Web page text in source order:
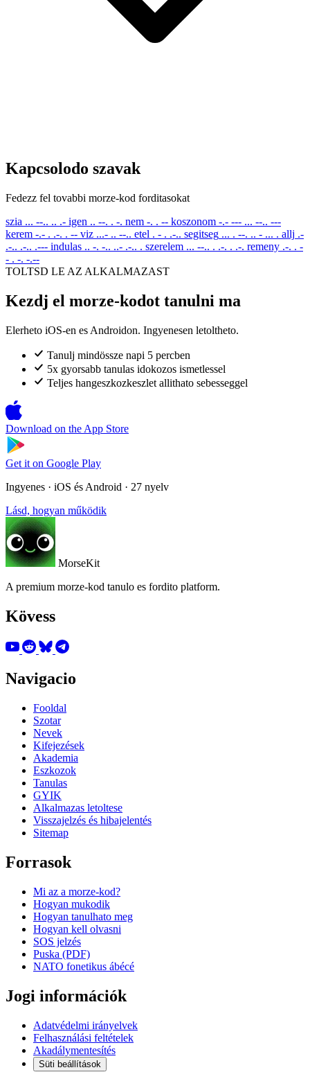
Kapcsolodo szavak
Fedezz fel tovabbi morze-kod forditasokat
szia ... --.. .. .- igen .. --. . -. nem -. . -- koszonom -.- --- ... --.. ---
kerem -.- . .-. . -- viz ...- .. --.. etel . - . .-.. segitseg ... . --. .. - ... . allj .-
.-.. .-.. .--- indulas .. -. -.. ..- .-.. . szerelem ... --.. . .-. . .-. remeny .-. . -
- . -. -.--
TOLTSD LE AZ ALKALMAZAST
Kezdj el morze-kodot tanulni ma
Elerheto iOS-en es Androidon. Ingyenesen letoltheto.
Tanulj mindössze napi 5 percben
5x gyorsabb tanulas idokozos ismetlessel
Teljes hangeszkozkeszlet allithato sebesseggel
Download on the App Store
Get it on Google Play
Ingyenes · iOS és Android · 27 nyelv
Lásd, hogyan működik
MorseKit
A premium morze-kod tanulo es fordito platform.
Kövess
Navigacio
Fooldal
Szotar
Nevek
Kifejezések
Akademia
Eszkozok
Tanulas
GYIK
Alkalmazas letoltese
Visszajelzés és hibajelentés
Sitemap
Forrasok
Mi az a morze-kod?
Hogyan mukodik
Hogyan tanulhato meg
Hogyan kell olvasni
SOS jelzés
Puska (PDF)
NATO fonetikus ábécé
Jogi információk
Adatvédelmi irányelvek
Felhasználási feltételek
Akadálymentesítés
Süti beállítások